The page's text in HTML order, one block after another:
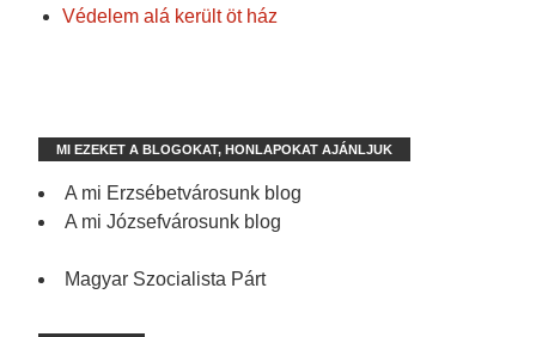
Védelem alá került öt ház
MI EZEKET A BLOGOKAT, HONLAPOKAT AJÁNLJUK
A mi Erzsébetvárosunk blog
A mi Józsefvárosunk blog
Magyar Szocialista Párt